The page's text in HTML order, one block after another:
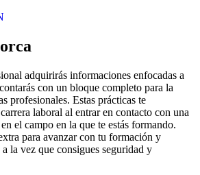
adquirirás informaciones enfocadas a
con un bloque completo para la
profesionales. Estas prácticas te
laboral al entrar en contacto con una
el campo en la que te estás formando.
para avanzar con tu formación y
la vez que consigues seguridad y